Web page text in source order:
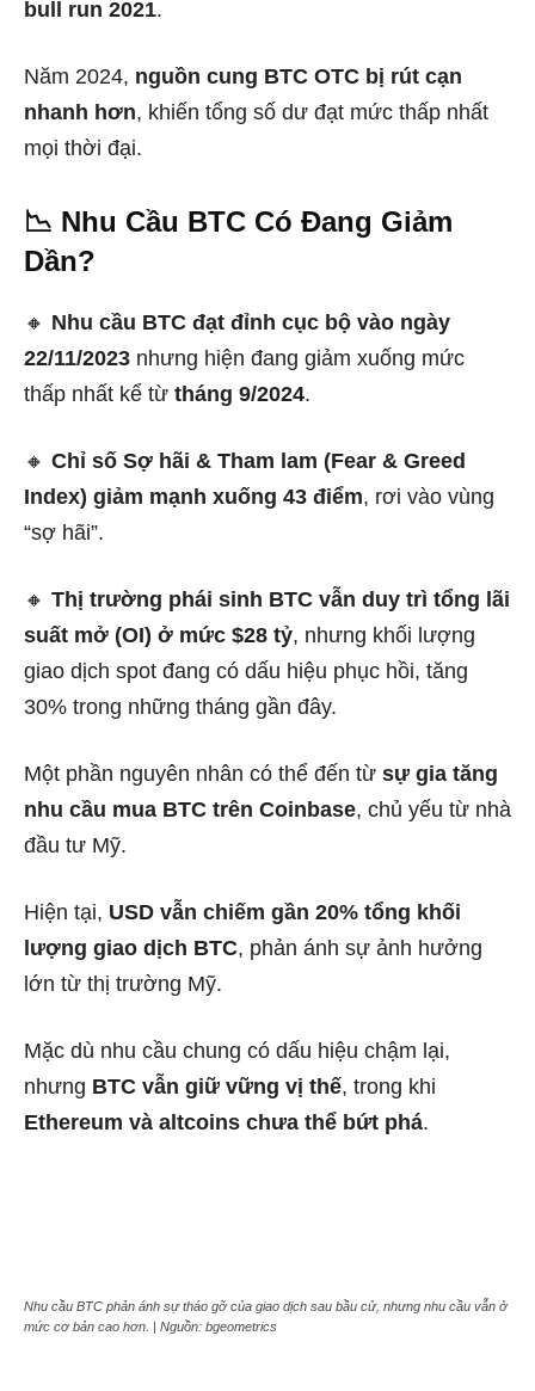
bull run 2021.
Năm 2024, nguồn cung BTC OTC bị rút cạn
nhanh hơn, khiến tổng số dư đạt mức thấp nhất
mọi thời đại.
📉 Nhu Cầu BTC Có Đang Giảm
Dần?
🔸 Nhu cầu BTC đạt đỉnh cục bộ vào ngày
22/11/2023 nhưng hiện đang giảm xuống mức
thấp nhất kể từ tháng 9/2024.
🔸 Chỉ số Sợ hãi & Tham lam (Fear & Greed
Index) giảm mạnh xuống 43 điểm, rơi vào vùng
“sợ hãi”.
🔸 Thị trường phái sinh BTC vẫn duy trì tổng lãi
suất mở (OI) ở mức $28 tỷ, nhưng khối lượng
giao dịch spot đang có dấu hiệu phục hồi, tăng
30% trong những tháng gần đây.
Một phần nguyên nhân có thể đến từ sự gia tăng
nhu cầu mua BTC trên Coinbase, chủ yếu từ nhà
đầu tư Mỹ.
Hiện tại, USD vẫn chiếm gần 20% tổng khối
lượng giao dịch BTC, phản ánh sự ảnh hưởng
lớn từ thị trường Mỹ.
Mặc dù nhu cầu chung có dấu hiệu chậm lại,
nhưng BTC vẫn giữ vững vị thế, trong khi
Ethereum và altcoins chưa thể bứt phá.
Nhu cầu BTC phản ánh sự tháo gỡ của giao dịch sau bầu cử, nhưng nhu cầu vẫn ở
mức cơ bản cao hơn. | Nguồn: bgeometrics